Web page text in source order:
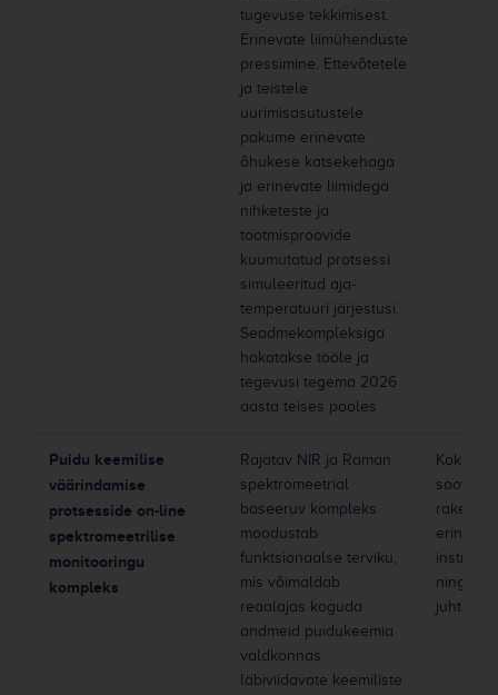
tugevuse tekkimisest.
Erinevate liimühenduste
pressimine. Ettevõtetele
ja teistele
uurimisasutustele
pakume erinevate
õhukese katsekehaga
ja erinevate liimidega
nihketeste ja
tootmisproovide
kuumutatud protsessi
simuleeritud aja-
temperatuuri järjestusi.
Seadmekompleksiga
hakatakse tööle ja
tegevusi tegema 2026
aasta teises pooles
Puidu keemilise
väärindamise
protsesside on-line
spektromeetrilise
monitooringu
kompleks
Rajatav NIR ja Raman
spektromeetrial
baseeruv kompleks
moodustab
funktsionaalse terviku,
mis võimaldab
reaalajas koguda
andmeid puidukeemia
valdkonnas
läbiviidavate keemiliste
ning